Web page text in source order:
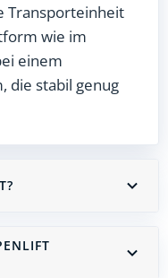
Transporteinheit
wie im
einem
die stabil genug